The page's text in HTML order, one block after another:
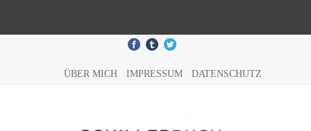
ÜBER MICH IMPRESSUM DATENSCHUTZ